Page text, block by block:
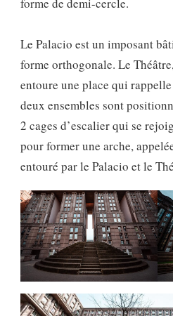
forme de demi-cercle.
Le Palacio est un imposant
forme orthogonale. Le
entoure une place qui
deux ensembles sont
2 cages d’escalier qui se
pour former une arche,
entouré par le Palacio et le